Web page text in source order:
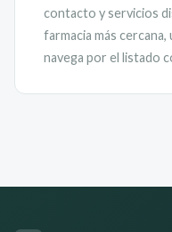
contacto y servicios
farmacia más
navega por el listado